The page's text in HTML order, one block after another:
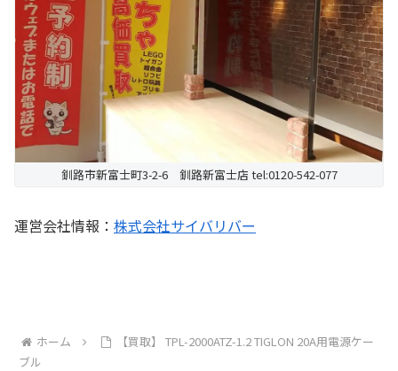
釧路市新富士町3-2-6 釧路新富士店 tel:0120-542-077
運営会社情報： 株式会社サイバリバー
ホーム
【買取】 TPL-2000ATZ-1.2 TIGLON 20A用電源ケー
ブル